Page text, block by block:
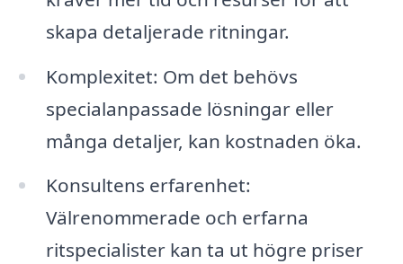
skapa detaljerade ritningar.
Komplexitet: Om det behövs
specialanpassade lösningar eller
många detaljer, kan kostnaden öka.
Konsultens erfarenhet:
Välrenommerade och erfarna
ritspecialister kan ta ut högre priser